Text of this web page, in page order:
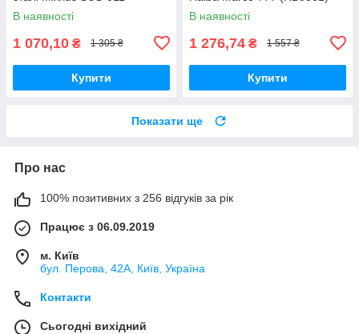
Brushed Gold (MI8435)
В наявності
1 070,10 ₴ 1 305 ₴
Купити
В наявності
1 276,74 ₴ 1 557 ₴
Купити
Показати ще
Про нас
100% позитивних з 256 відгуків за рік
Працює з 06.09.2019
м. Київ
бул. Перова, 42А, Київ, Україна
Контакти
Сьогодні вихідний